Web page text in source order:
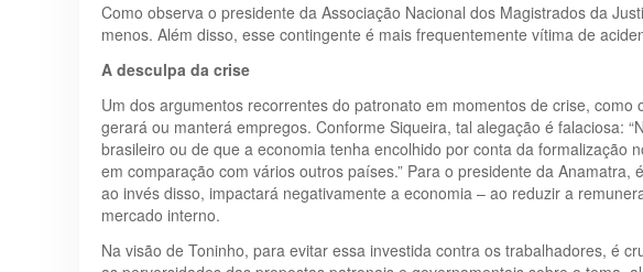
Como observa o presidente da Associação Nacional dos Magistrados da
menos. Além disso, esse contingente é mais frequentemente vítima de
A desculpa da crise
Um dos argumentos recorrentes do patronato em momentos de crise,
gerará ou manterá empregos. Conforme Siqueira, tal alegação é falaciosa:
brasileiro ou de que a economia tenha encolhido por conta da formalização
em comparação com vários outros países.” Para o presidente da
ao invés disso, impactará negativamente a economia – ao reduzir a
mercado interno.
Na visão de Toninho, para evitar essa investida contra os trabalhadores, é